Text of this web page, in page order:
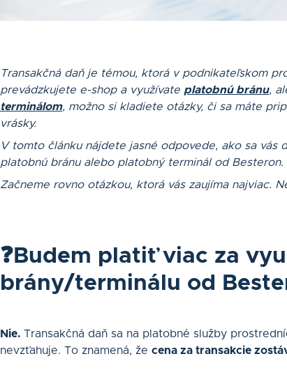
Transakčná daň je témou, ktorá v podnikateľskom
prevádzkujete e-shop a využívate platobnú bránu,
terminálom, možno si kladiete otázky, či sa máte
vrásky.
V tomto článku nájdete jasné odpovede, ako sa vás
platobnú bránu alebo platobný terminál od Besteron.
Začneme rovno otázkou, ktorá vás zaujíma najviac.
❓ Budem platiť viac za
brány/terminálu od
Nie. Transakčná daň sa na platobné služby
nevzťahuje. To znamená, že cena za transakcie